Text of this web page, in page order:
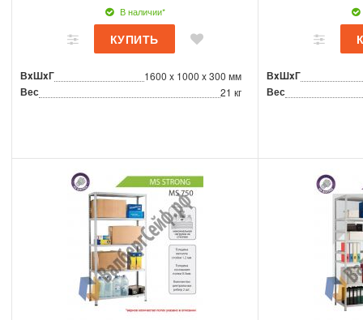
В наличии*
ВxШxГ 1600 x 1000 x 300 мм
Вес 21 кг
ВxШxГ
Вес